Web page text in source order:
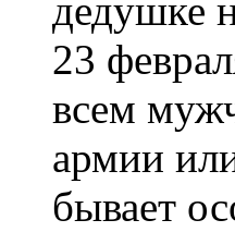
всем
армии
бывает